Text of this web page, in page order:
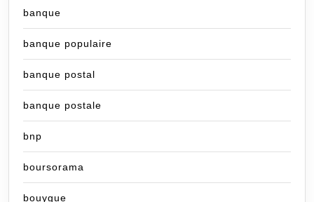
banque
banque populaire
banque postal
banque postale
bnp
boursorama
bouygue